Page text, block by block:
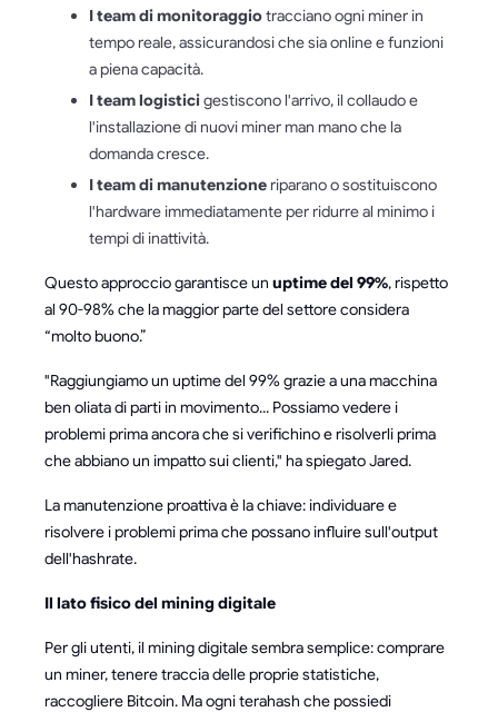
I team di monitoraggiotracciano ogni miner in
tempo reale, assicurandosi che sia online e funzioni
a piena capacità.
I team logisticigestiscono l'arrivo, il collaudo e
l'installazione di nuovi miner man mano che la
domanda cresce.
I team di manutenzioneriparano o sostituiscono
l'hardware immediatamente per ridurre al minimo i
tempi di inattività.
Questo approccio garantisce un uptime del 99%, rispetto
al 90-98% che la maggior parte del settore considera
“molto buono.”
"Raggiungiamo un uptime del 99% grazie a una macchina
ben oliata di parti in movimento... Possiamo vedere i
problemi prima ancora che si verifichino e risolverli prima
che abbiano un impatto sui clienti," ha spiegato Jared.
La manutenzione proattiva è la chiave: individuare e
risolvere i problemi prima che possano influire sull'output
dell'hashrate.
Il lato fisico del mining digitale
Per gli utenti, il mining digitale sembra semplice: comprare
un miner, tenere traccia delle proprie statistiche,
raccogliere Bitcoin. Ma ogni terahash che possiedi